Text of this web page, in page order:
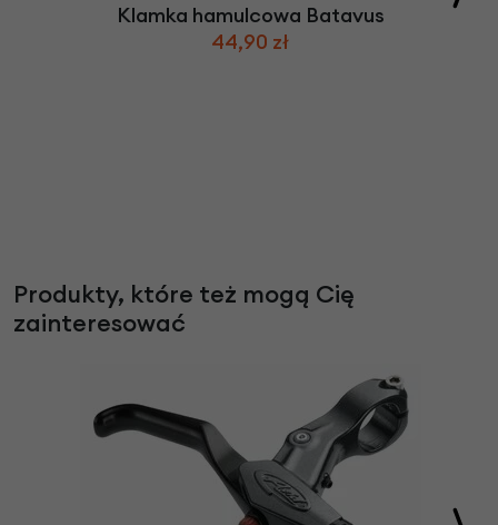
Klamka hamulcowa Batavus
44,90 zł
Produkty, które też mogą Cię
zainteresować